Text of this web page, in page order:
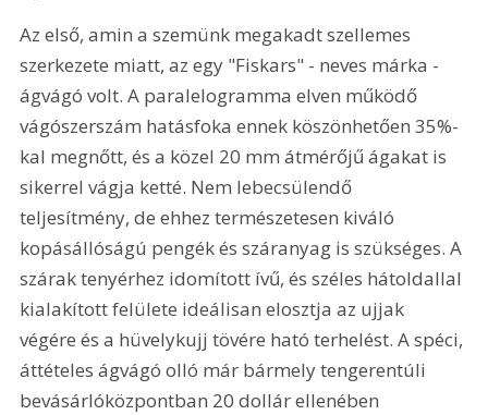
Az első, amin a szemünk megakadt szellemes
szerkezete miatt, az egy "Fiskars" - neves márka -
ágvágó volt. A paralelogramma elven működő
vágószerszám hatásfoka ennek köszönhetően 35%-
kal megnőtt, és a közel 20 mm átmérőjű ágakat is
sikerrel vágja ketté. Nem lebecsülendő
teljesítmény, de ehhez természetesen kiváló
kopásállóságú pengék és száranyag is szükséges. A
szárak tenyérhez idomított ívű, és széles hátoldallal
kialakított felülete ideálisan elosztja az ujjak
végére és a hüvelykujj tövére ható terhelést. A spéci,
áttételes ágvágó olló már bármely tengerentúli
bevásárlóközpontban 20 dollár ellenében